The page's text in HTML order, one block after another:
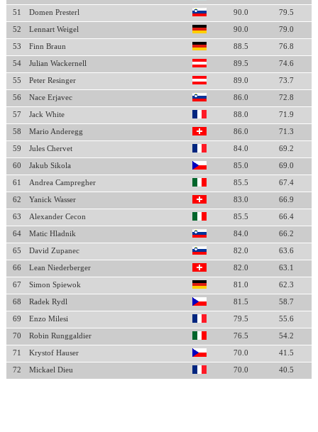
51 Domen Presterl 90.0 79.5
52 Lennart Weigel 90.0 79.0
53 Finn Braun 88.5 76.8
54 Julian Wackernell 89.5 74.6
55 Peter Resinger 89.0 73.7
56 Nace Erjavec 86.0 72.8
57 Jack White 88.0 71.9
58 Mario Anderegg 86.0 71.3
59 Jules Chervet 84.0 69.2
60 Jakub Sikola 85.0 69.0
61 Andrea Campregher 85.5 67.4
62 Yanick Wasser 83.0 66.9
63 Alexander Cecon 85.5 66.4
64 Matic Hladnik 84.0 66.2
65 David Zupanec 82.0 63.6
66 Lean Niederberger 82.0 63.1
67 Simon Spiewok 81.0 62.3
68 Radek Rydl 81.5 58.7
69 Enzo Milesi 79.5 55.6
70 Robin Runggaldier 76.5 54.2
71 Krystof Hauser 70.0 41.5
72 Mickael Dieu 70.0 40.5